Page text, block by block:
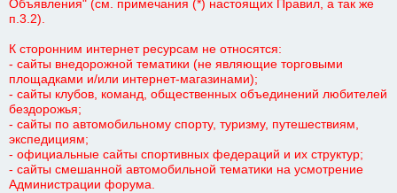
Объявления" (см. примечания (*) настоящих Правил, а так же
п.3.2).
К сторонним интернет ресурсам не относятся:
- сайты внедорожной тематики (не являющие торговыми
площадками и/или интернет-магазинами);
- сайты клубов, команд, общественных объединений любителей
бездорожья;
- сайты по автомобильному спорту, туризму, путешествиям,
экспедициям;
- официальные сайты спортивных федераций и их структур;
- сайты смешанной автомобильной тематики на усмотрение
Администрации форума.